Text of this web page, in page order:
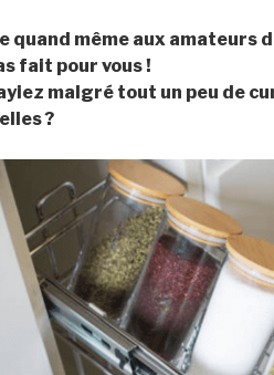
quand même aux amateurs
fait pour vous !
malgré tout un peu de
?